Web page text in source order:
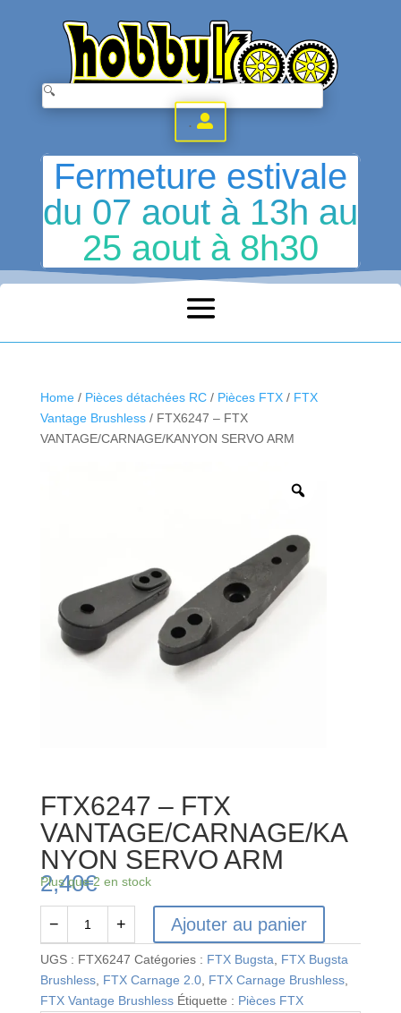
.
Fermeture estivale
du 07 aout à 13h au
25 aout à 8h30
Home/ Pièces détachées RC/ Pièces FTX/ FTX
Vantage Brushless/ FTX6247 – FTX
VANTAGE/CARNAGE/KANYON SERVO ARM
FTX6247 – FTX
VANTAGE/CARNAGE/KA
NYON SERVO ARM
2,40€
Plus que 2 en stock
quantité
de
FTX6247
-
− + Ajouter au panier
UGS : FTX6247 Catégories : FTX Bugsta
FTX Bugsta
Brushless, FTX Carnage 2.0, FTX Carnage Brushless,
FTX Vantage Brushless Étiquette : Pièces FTX